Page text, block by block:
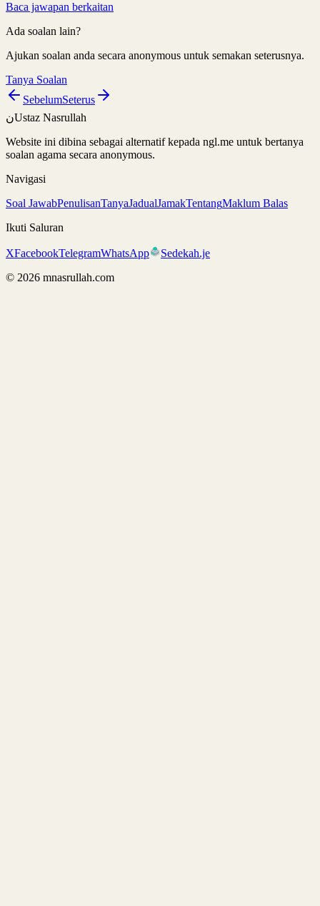
Baca jawapan berkaitan
Ada soalan lain?
Ajukan soalan anda secara anonymous untuk semakan seterusnya.
Tanya Soalan
SebelumSeterus
نUstaz Nasrullah
Website ini dibina sebagai alternatif kepada ngl.me untuk bertanya
soalan agama secara anonymous.
Navigasi
Soal JawabPenulisanTanyaJadualJamakTentangMaklum Balas
Ikuti Saluran
XFacebookTelegramWhatsApp
Sedekah.je
© 2026 mnasrullah.com